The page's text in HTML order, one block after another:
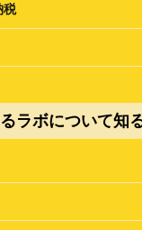
税
ラボについて知